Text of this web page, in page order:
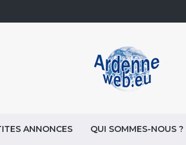
ANNONCES QUI SOMMES-NOUS ?